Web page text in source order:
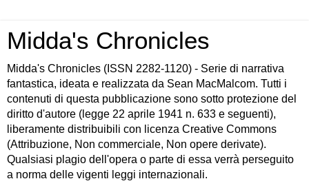
Midda's Chronicles
Midda's Chronicles (ISSN 2282-1120) - Serie di narrativa
fantastica, ideata e realizzata da Sean MacMalcom. Tutti i
contenuti di questa pubblicazione sono sotto protezione del
diritto d'autore (legge 22 aprile 1941 n. 633 e seguenti),
liberamente distribuibili con licenza Creative Commons
(Attribuzione, Non commerciale, Non opere derivate).
Qualsiasi plagio dell'opera o parte di essa verrà perseguito
a norma delle vigenti leggi internazionali.